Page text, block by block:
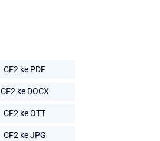
CF2 ke PDF
CF2 ke DOCX
CF2 ke OTT
CF2 ke JPG